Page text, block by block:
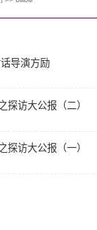
导演方励
探访大公报（二）
探访大公报（一）